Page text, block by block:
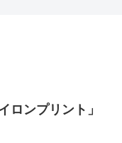
ロンプリント」